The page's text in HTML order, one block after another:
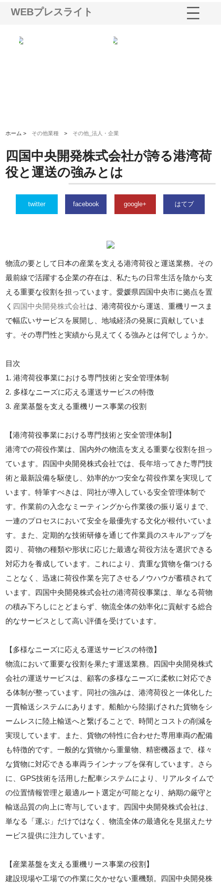
WEBプレスライト
ホーム > その他業種 > その他_法人・企業
四国中央開発株式会社が誇る港湾荷
役と運送の強みとは
twitter facebook google+ はてブ
物流の要として日本の産業を支える港湾荷役と運送業務。その
最前線で活躍する企業の存在は、私たちの日常生活を陰から支
える重要な役割を担っています。愛媛県四国中央市に拠点を置
く 四国中央開発株式会社は、港湾荷役から運送、重機リースま
で幅広いサービスを展開し、地域経済の発展に貢献していま
す。その専門性と実績から見えてくる強みとは何でしょうか。
目次
1. 港湾荷役事業における専門技術と安全管理体制
2. 多様なニーズに応える運送サービスの特徴
3. 産業基盤を支える重機リース事業の役割
【港湾荷役事業における専門技術と安全管理体制】
港湾での荷役作業は、国内外の物流を支える重要な役割を担っ
ています。四国中央開発株式会社では、長年培ってきた専門技
術と最新設備を駆使し、効率的かつ安全な荷役作業を実現して
います。特筆すべきは、同社が導入している安全管理体制で
す。作業前の入念なミーティングから作業後の振り返りまで、
一連のプロセスにおいて安全を最優先する文化が根付いていま
す。また、定期的な技術研修を通じて作業員のスキルアップを
図り、荷物の種類や形状に応じた最適な荷役方法を選択できる
対応力を養成しています。これにより、貴重な貨物を傷つける
ことなく、迅速に荷役作業を完了させるノウハウが蓄積されて
います。四国中央開発株式会社の港湾荷役事業は、単なる荷物
の積み下ろしにとどまらず、物流全体の効率化に貢献する総合
的なサービスとして高い評価を受けています。
【多様なニーズに応える運送サービスの特徴】
物流において重要な役割を果たす運送業務。四国中央開発株式
会社の運送サービスは、顧客の多様なニーズに柔軟に対応でき
る体制が整っています。同社の強みは、港湾荷役と一体化した
一貫輸送システムにあります。船舶から陸揚げされた貨物をシ
ームレスに陸上輸送へと繋げることで、時間とコストの削減を
実現しています。また、貨物の特性に合わせた専用車両の配備
も特徴的です。一般的な貨物から重量物、精密機器まで、様々
な貨物に対応できる車両ラインナップを保有しています。さら
に、GPS技術を活用した配車システムにより、リアルタイムで
の位置情報管理と最適ルート選定が可能となり、納期の厳守と
輸送品質の向上に寄与しています。四国中央開発株式会社は、
単なる「運ぶ」だけではなく、物流全体の最適化を見据えたサ
ービス提供に注力しています。
【産業基盤を支える重機リース事業の役割】
建設現場や工場での作業に欠かせない重機類。四国中央開発株